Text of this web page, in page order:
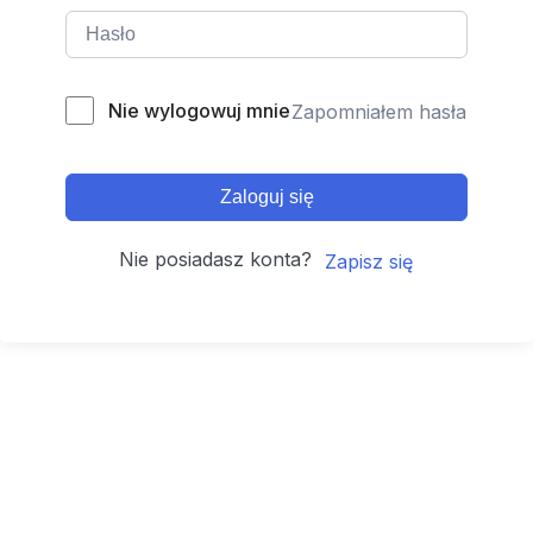
Nie wylogowuj mnieZapomniałem hasła
Zaloguj się
Nie posiadasz konta? Zapisz się